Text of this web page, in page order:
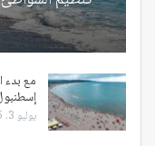
مع بدء
يوليو 3, 2025